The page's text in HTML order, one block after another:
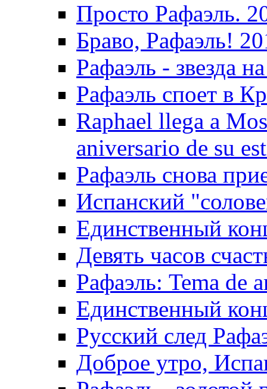
Просто Рафаэль.
Браво, Рафаэль!
Рафаэль - звезда
Рафаэль споет в
Raphael llega a
aniversario de su
Рафаэль снова
Испанский
Единственный
Девять часов
Рафаэль: Tema de
Единственный
Русский след
Доброе утро,